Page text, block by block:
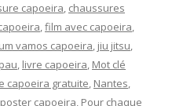
capoeira, chaussures
,film avec capoeira,
vamos capoeira, jiu jitsu,
, livre capoeira, Mot clé
capoeira gratuite, Nantes,
poster capoeira, Pour chaque